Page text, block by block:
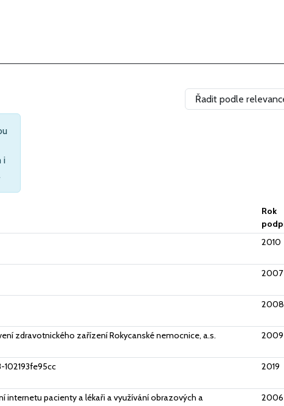
i
Rok
2010
2007
2008
zdravotnického zařízení Rokycanské nemocnice, a.s. 2009
2019
internetu pacienty a lékaři a využívání obrazových a
2006